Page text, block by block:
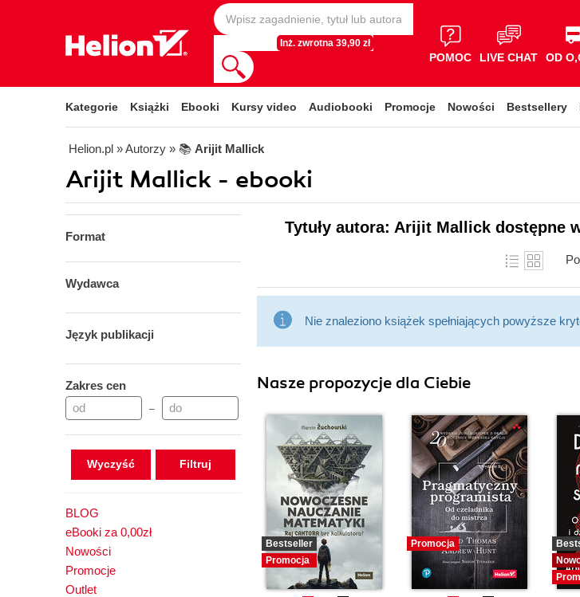
Inż. zwrotna 39,90 zł
POMOC LIVE CHAT OD
Kategorie Książki Ebooki Kursy video Audiobooki Promocje Nowości Bestsellery
Helion.pl » Autorzy » 📚 Arijit Mallick
Arijit Mallick - ebooki
Format
Wydawca
Język publikacji
Zakres cen
–
Wyczyść
BLOG
eBooki za 0,00zł
Nowości
Promocje
Outlet
Tytuły autora: Arijit Mallick dostępne
Nie znaleziono książek spełniających powyższe
Nasze propozycje dla Ciebie
Bestseller
Promocja
Promocja